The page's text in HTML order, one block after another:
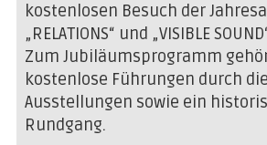
kostenlosen Besuch der
„RELATIONS“ und „VISIBLE
Zum Jubiläumsprogramm
kostenlose Führungen durch
Ausstellungen sowie ein
Rundgang.